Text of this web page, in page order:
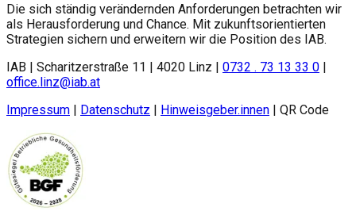
Die sich ständig verändernden Anforderungen betrachten wir
als Herausforderung und Chance. Mit zukunftsorientierten
Strategien sichern und erweitern wir die Position des IAB.
IAB | Scharitzerstraße 11 | 4020 Linz | 0732 . 73 13 33 0 |
office.linz@iab.at
Impressum | Datenschutz | Hinweisgeber.innen | QR Code